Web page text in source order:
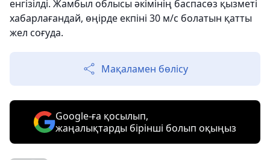
енгізілді. Жамбыл облысы әкімінің баспасөз қызметі
хабарлағандай, өңірде екпіні 30 м/с болатын қатты
жел соғуда.
Мақаламен бөлісу
Google-ға қосылып,
жаңалықтарды бірінші болып оқыңыз